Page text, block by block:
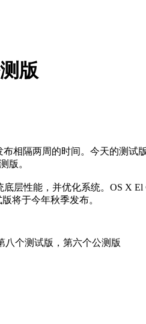
版
相隔两周的时间。今天的测试
版。
性能，并优化系统。OS X El
将于今年秋季发布。